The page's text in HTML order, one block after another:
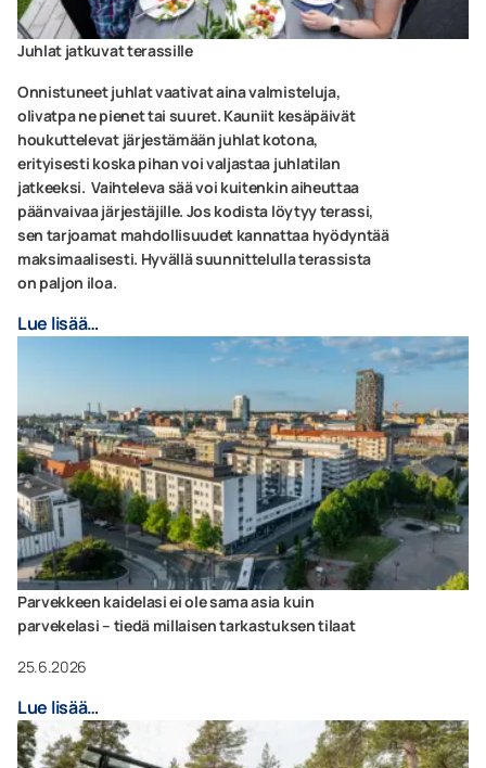
Juhlat jatkuvat terassille
Onnistuneet juhlat vaativat aina valmisteluja,
olivatpa ne pienet tai suuret. Kauniit kesäpäivät
houkuttelevat järjestämään juhlat kotona,
erityisesti koska pihan voi valjastaa juhlatilan
jatkeeksi. Vaihteleva sää voi kuitenkin aiheuttaa
päänvaivaa järjestäjille. Jos kodista löytyy terassi,
sen tarjoamat mahdollisuudet kannattaa hyödyntää
maksimaalisesti. Hyvällä suunnittelulla terassista
on paljon iloa.
Lue lisää…
Parvekkeen kaidelasi ei ole sama asia kuin
parvekelasi – tiedä millaisen tarkastuksen tilaat
25.6.2026
Lue lisää…